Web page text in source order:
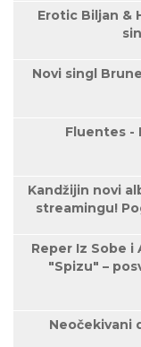
Erotic Biljan &
Novi singl
Fluentes -
Kandžijin novi
streamingu!
Reper Iz Sobe
"Spizu" –
Neočekivani